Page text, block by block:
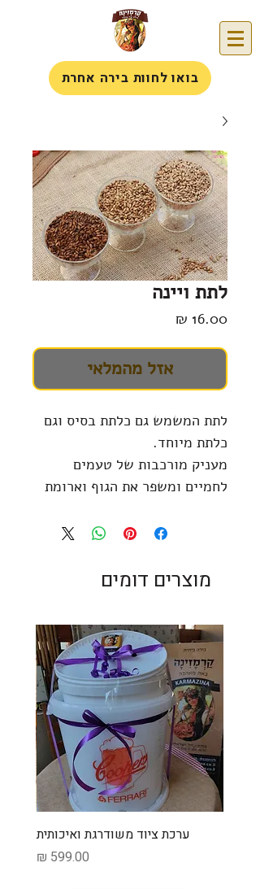
בואו לחוות בירה אחרת
לתת ויינה
אזל מהמלאי
לתת המשמש גם כלתת בסיס וגם
כלתת מיוחד.
מעניק מורכבות של טעמים
לחמיים ומשפר את הגוף וארומת
רמת צבע L : 1.9
מיצוי סוכרי : 80%
חלקו מסך הגרעינים : עד
ל100% בסגנון הנ"ל , ובאחוזים
ניכרים בבירות ממשפחת הבוק.
מוצרים דומים
ערכת ציוד משודרגת ואיכותית
מחיר